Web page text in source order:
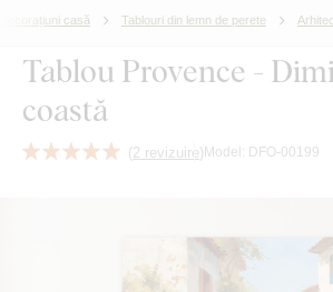
Decorațiuni casă Tablouri din lemn de perete
Tablou Provence -
coastă
(2 revizuire) Model: DFO-00199